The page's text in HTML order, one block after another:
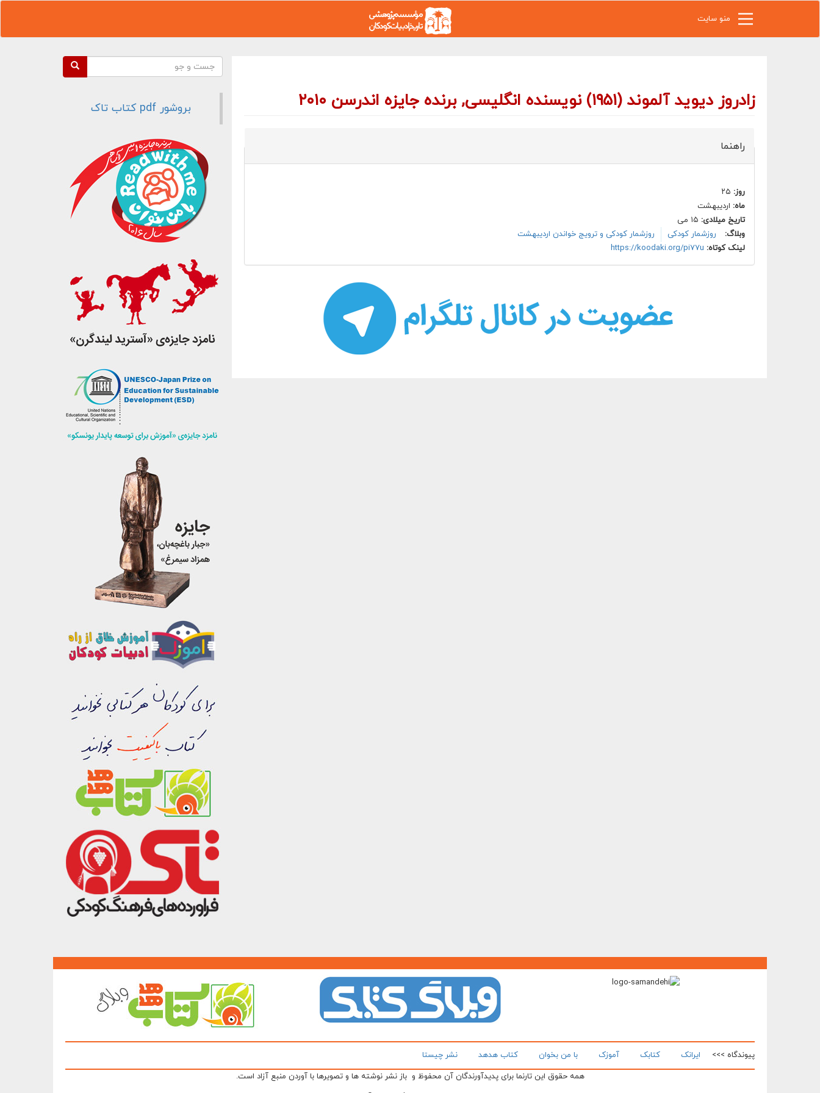
منو سایت
زادروز دیوید آلموند (۱۹۵۱) نویسنده انگلیسی, برنده جایزه اندرسن ۲۰۱۰
راهنما
روز: ۲۵
ماه: اردیبهشت
تاریخ میلادی: ۱۵ می
وبلاگ:
روزشمار کودکی
روزشمار کودکی و ترویج خواندن اردیبهشت
لینک کوتاه: https://koodaki.org/pi77u
فرم جستجو
بروشور pdf کتاب تاک
پیوندگاه >>> ایرانک کتابک آموزک با من بخوان کتاب هدهد
نشر چیستا
همه حقوق این تارنما برای پدیدآورندگان آن محفوظ و باز نشر نوشته ها و تصویرها با آوردن منبع آزاد است.